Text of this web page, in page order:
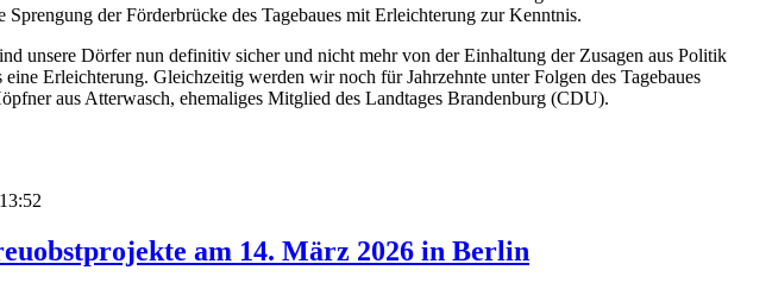
der Förderbrücke des Tagebaues mit Erleichterung zur Kenntnis.
unsere Dörfer nun definitiv sicher und nicht mehr von der Einhaltung der Zusagen aus Politik
Erleichterung. Gleichzeitig werden wir noch für Jahrzehnte unter Folgen des Tagebaues
aus Atterwasch, ehemaliges Mitglied des Landtages Brandenburg (CDU).
am 14. März 2026 in Berlin